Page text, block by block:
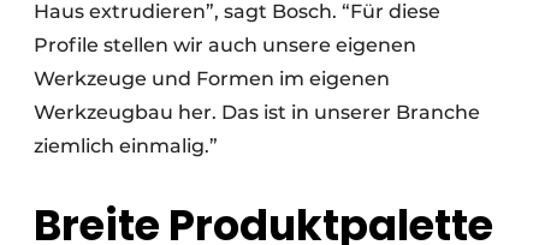
Haus extrudieren”, sagt Bosch. “Für diese
Profile stellen wir auch unsere eigenen
Werkzeuge und Formen im eigenen
Werkzeugbau her. Das ist in unserer Branche
ziemlich einmalig.”
Breite Produktpalette